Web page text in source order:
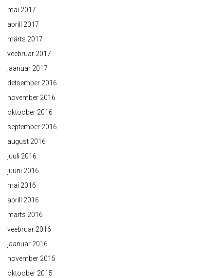
mai 2017
aprill 2017
märts 2017
veebruar 2017
jaanuar 2017
detsember 2016
november 2016
oktoober 2016
september 2016
august 2016
juuli 2016
juuni 2016
mai 2016
aprill 2016
märts 2016
veebruar 2016
jaanuar 2016
november 2015
oktoober 2015